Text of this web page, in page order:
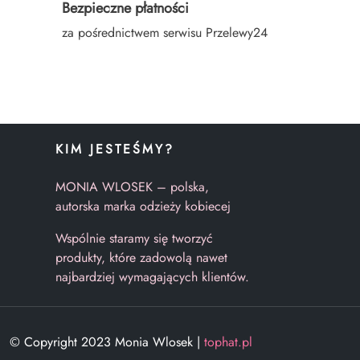
Bezpieczne płatności
za pośrednictwem serwisu Przelewy24
KIM JESTEŚMY?
MONIA WLOSEK – polska,
autorska marka odzieży kobiecej
Wspólnie staramy się tworzyć
produkty, które zadowolą nawet
najbardziej wymagających klientów.
© Copyright 2023 Monia Wlosek | tophat.pl